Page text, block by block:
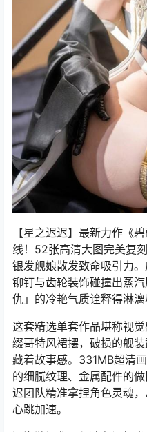
【星之迟迟】最新力作《
线！52张高清大图完美复
银发舰娘散发致命吸引力
铆钉与齿轮装饰碰撞出蒸
仇」的冷艳气质诠释得淋漓
这套精选单套作品堪称视
缀哥特风裙摆，破损的舰
藏着故事感。331MB超清
的细腻纹理、金属配件的
迟团队精准拿捏角色灵魂
心跳加速。